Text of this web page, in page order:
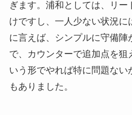
ぎます。浦和としては、リー
けですし、一人少ない状況に
に言えば、シンプルに守備陣
で、カウンターで追加点を狙
いう形でやれば特に問題ない
もありました。